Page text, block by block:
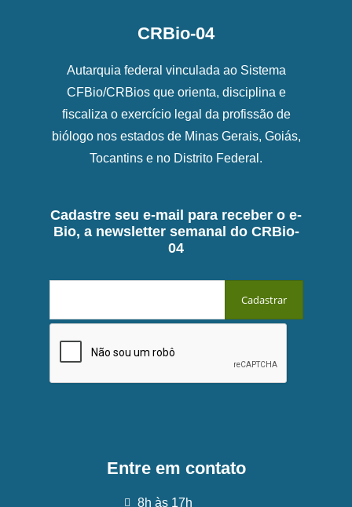
CRBio-04
Autarquia federal vinculada ao Sistema
CFBio/CRBios que orienta, disciplina e
fiscaliza o exercício legal da profissão de
biólogo nos estados de Minas Gerais, Goiás,
Tocantins e no Distrito Federal.
Cadastre seu e-mail para receber o e-
Bio, a newsletter semanal do CRBio-
04
Entre em contato
8h às 17h